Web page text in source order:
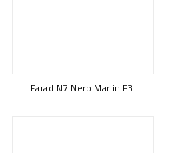
Farad N7 Nero Marlin F3